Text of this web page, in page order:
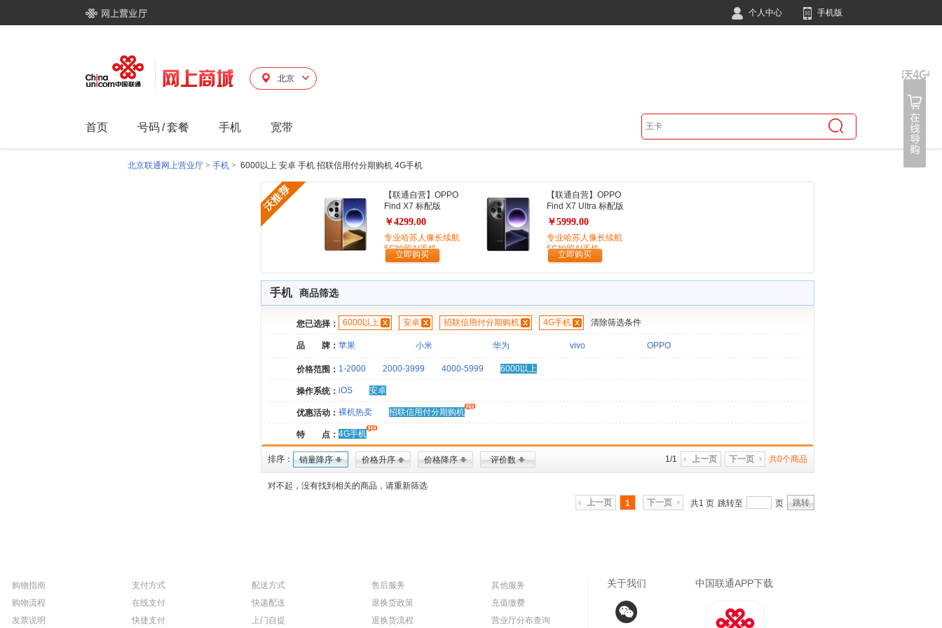
个人中心 手机版
北京
首页 号码/套餐 手机 宽带
北京联通网上营业厅 > 手机 > 6000以上 安卓 手机 招联信用付分期购机 4G手机
【联通自营】OPPO
Find X7 标配版
￥4299.00
专业哈苏人像长续航
5G拍照AI手机
立即购买
【联通自营】OPPO
Find X7 Ultra 标配版
￥5999.00
专业哈苏人像长续航
5G拍照AI手机
立即购买
手机 商品筛选
您已选择： 6000以上 安卓 招联信用付分期购机 4G手机 清除筛选条件
品 牌： 苹果 小米 华为 vivo OPPO
价格范围： 1-2000 2000-3999 4000-5999 6000以上
操作系统： iOS 安卓
优惠活动： 裸机热卖 招联信用付分期购机
特 点： 4G手机
排序： 销量降序 价格升序 价格降序 评价数 共0个商品
下一页
上一页
1/1
对不起，没有找到相关的商品，请重新筛选
上一页
1 下一页 共1 页 跳转至 页 跳转
购物指南
购物流程
发票说明
支付方式
在线支付
快捷支付
配送方式
快递配送
上门自提
售后服务
退换货政策
退换货流程
其他服务
充值缴费
营业厅分布查询
关于我们 中国联通APP下载